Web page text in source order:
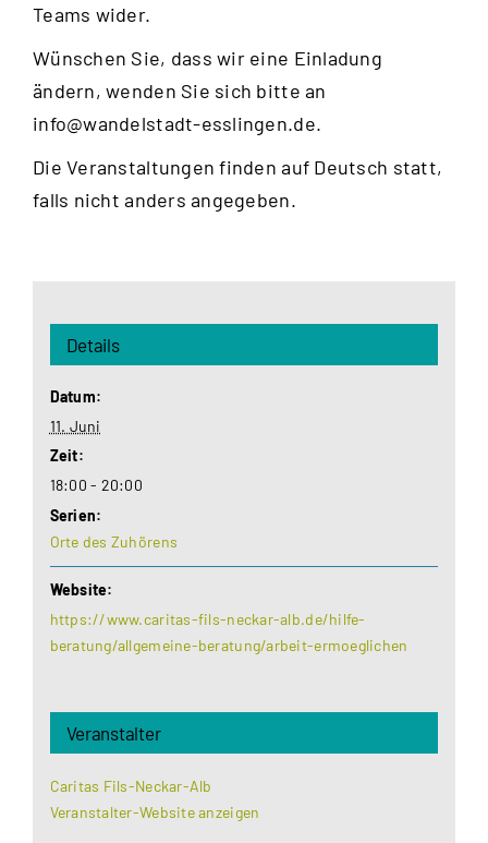
Teams wider.
Wünschen Sie, dass wir eine Einladung
ändern, wenden Sie sich bitte an
info@wandelstadt-esslingen.de.
Die Veranstaltungen finden auf Deutsch statt,
falls nicht anders angegeben.
Details
Datum:
11. Juni
Zeit:
18:00 - 20:00
Serien:
Orte des Zuhörens
Website:
https://www.caritas-fils-neckar-alb.de/hilfe-
beratung/allgemeine-beratung/arbeit-ermoeglichen
Veranstalter
Caritas Fils-Neckar-Alb
Veranstalter-Website anzeigen